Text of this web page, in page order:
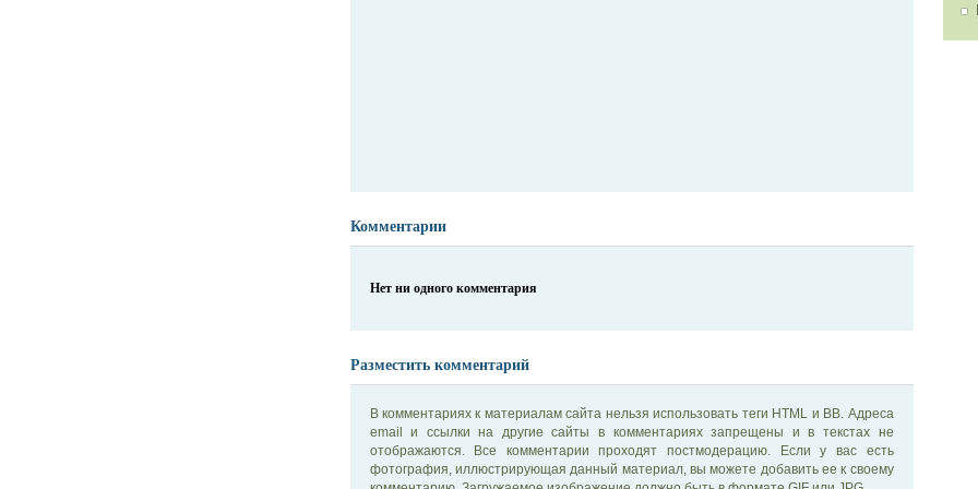
Комментарии
Нет ни одного комментария
Разместить комментарий
В комментариях к материалам сайта нельзя использовать теги HTML и BB. Адреса
email и ссылки на другие сайты в комментариях запрещены и в текстах не
отображаются. Все комментарии проходят постмодерацию. Если у вас есть
фотография, иллюстрирующая данный материал, вы можете добавить ее к своему